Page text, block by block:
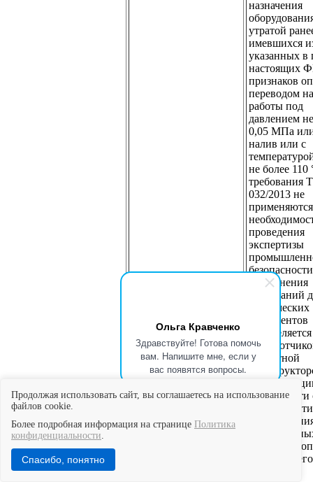
Ольга Кравченко
Здравствуйте! Готова помочь
вам. Напишите мне, если у
вас появятся вопросы.
назначения
утратой
имевшихся
указанных в
настоящих
признаков
переводом
работы под
давлением
0,05 МПа
налив или с
не более 110
требования
032/2013 не
проведения
экспертизы
выполнения
требований
технических
регламентов
определяется
проектной
зависимости
наличия
признаков
Продолжая использовать сайт, вы соглашаетесь на использование
файлов cookie.
Более подробная информация на странице Политика
конфиденциальности.
Спасибо, понятно